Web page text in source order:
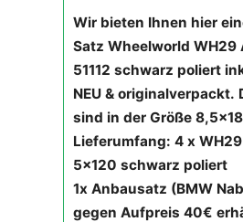
Wir bieten Ihnen hier
Satz Wheelworld WH29
51112 schwarz poliert
NEU & originalverpackt.
sind in der Größe
Lieferumfang: 4 x
5x120 schwarz poliert
1x Anbausatz (BMW
gegen Aufpreis 40€